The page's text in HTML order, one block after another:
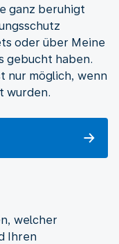
ganz beruhigt
oder über Meine
gebucht haben.
nur möglich, wenn
wurden.
welcher
Ihren